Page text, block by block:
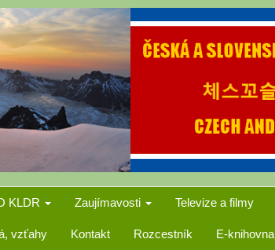
KLDR Zaujímavosti Televize a filmy
vzťahy Kontakt Rozcestník E-knihovna